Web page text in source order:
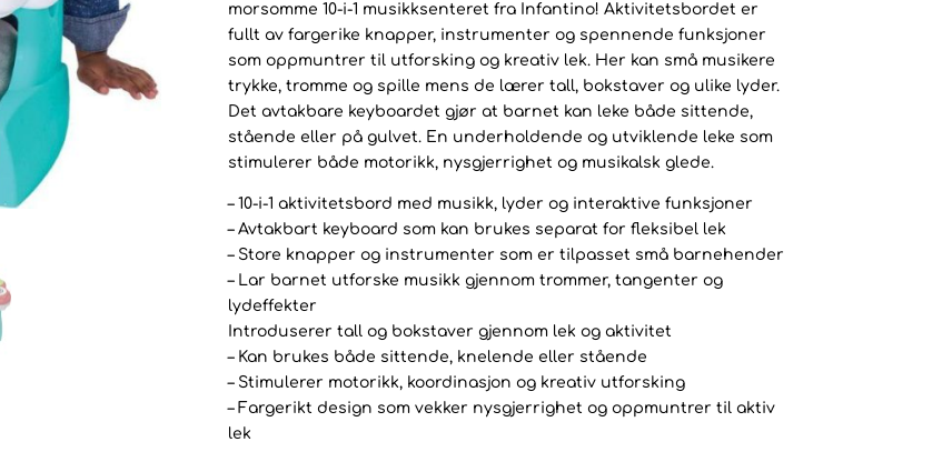
med
Avtakbart
Keyboard
–
Musikksenter
antall
morsomme 10-i-1 musikksenteret fra Infantino! Aktivitetsbordet er
fullt av fargerike knapper, instrumenter og spennende funksjoner
som oppmuntrer til utforsking og kreativ lek. Her kan små musikere
trykke, tromme og spille mens de lærer tall, bokstaver og ulike lyder.
Det avtakbare keyboardet gjør at barnet kan leke både sittende,
stående eller på gulvet. En underholdende og utviklende leke som
stimulerer både motorikk, nysgjerrighet og musikalsk glede.
– 10-i-1 aktivitetsbord med musikk, lyder og interaktive funksjoner
– Avtakbart keyboard som kan brukes separat for fleksibel lek
– Store knapper og instrumenter som er tilpasset små barnehender
– Lar barnet utforske musikk gjennom trommer, tangenter og
lydeffekter
Introduserer tall og bokstaver gjennom lek og aktivitet
– Kan brukes både sittende, knelende eller stående
– Stimulerer motorikk, koordinasjon og kreativ utforsking
– Fargerikt design som vekker nysgjerrighet og oppmuntrer til aktiv
lek